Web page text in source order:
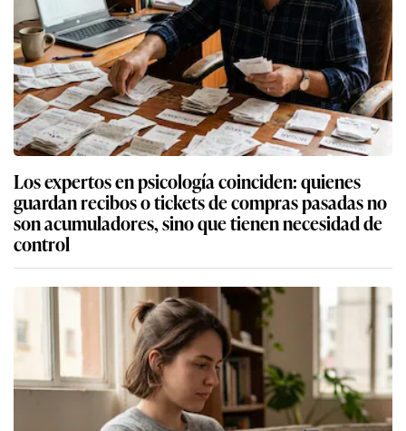
Los expertos en psicología coinciden: quienes
guardan recibos o tickets de compras pasadas no
son acumuladores, sino que tienen necesidad de
control